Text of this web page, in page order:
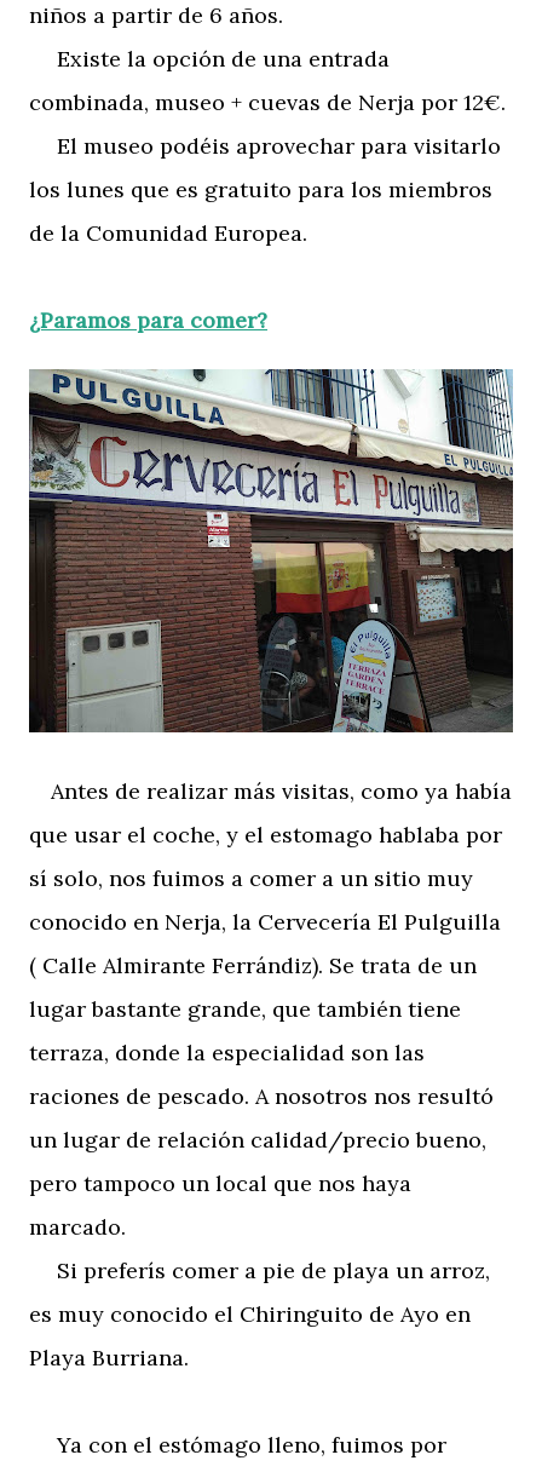
niños a partir de 6 años.
Existe la opción de una entrada
combinada, museo + cuevas de Nerja por 12€.
El museo podéis aprovechar para visitarlo
los lunes que es gratuito para los miembros
de la Comunidad Europea.
¿Paramos para comer?
Antes de realizar más visitas, como ya había
que usar el coche, y el estomago hablaba por
sí solo, nos fuimos a comer a un sitio muy
conocido en Nerja, la Cervecería El Pulguilla
( Calle Almirante Ferrándiz). Se trata de un
lugar bastante grande, que también tiene
terraza, donde la especialidad son las
raciones de pescado. A nosotros nos resultó
un lugar de relación calidad/precio bueno,
pero tampoco un local que nos haya
marcado.
Si preferís comer a pie de playa un arroz,
es muy conocido el Chiringuito de Ayo en
Playa Burriana.
Ya con el estómago lleno, fuimos por